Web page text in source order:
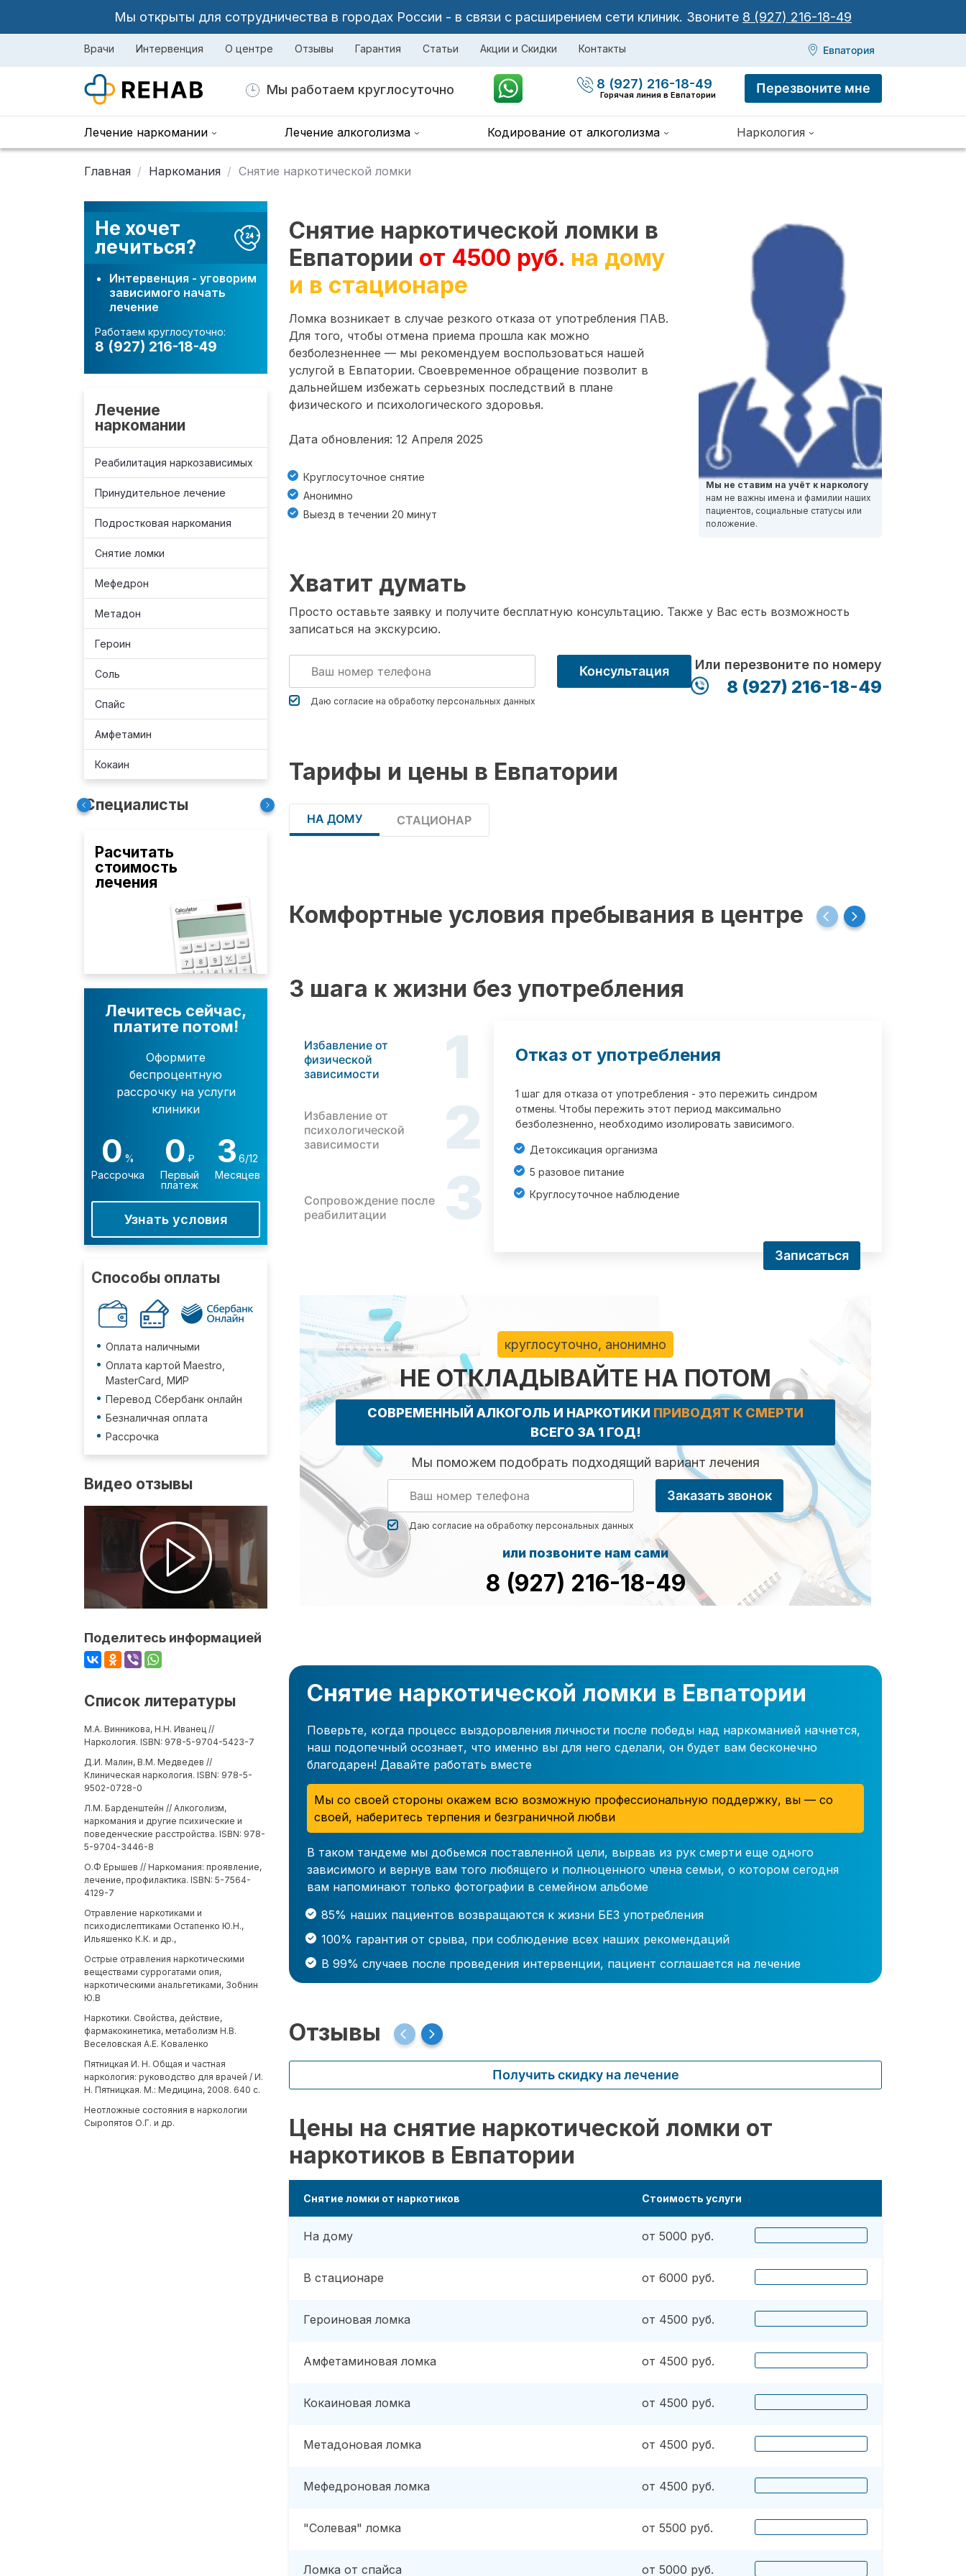
Мы открыты для сотрудничества в городах России - в связи с расширением сети клиник. Звоните 8 (927) 216-18-49
Врачи Интервенция О центре Отзывы Гарантия Статьи Акции и Скидки Контакты Евпатория
Мы работаем круглосуточно 8 (927) 216-18-49
Горячая линия в Евпатории Перезвоните мне
Лечение наркомании Лечение алкоголизма Кодирование от алкоголизма Наркология
Главная Наркомания Снятие наркотической ломки
Не хочет
лечиться?
Интервенция - уговорим
зависимого начать
лечение
Работаем круглосуточно:
8 (927) 216-18-49
Лечение
наркомании
Реабилитация наркозависимых
Принудительное лечение
Подростковая наркомания
Снятие ломки
Мефедрон
Метадон
Героин
Соль
Спайс
Амфетамин
Кокаин
Специалисты
Расчитать
стоимость
лечения
Лечитесь сейчас,
платите потом!
Оформите
беспроцентную
рассрочку на услуги
клиники
0 %
Рассрочка
0 ₽
Первый
платеж
3 6/12
Месяцев
Узнать условия
Способы оплаты
Оплата наличными
Оплата картой Maestro,
MasterCard, МИР
Перевод Сбербанк онлайн
Безналичная оплата
Рассрочка
Видео отзывы
Поделитесь информацией
Список литературы
М.А. Винникова, Н.Н. Иванец //
Наркология. ISBN: 978-5-9704-5423-7
Д.И. Малин, В.М. Медведев //
Клиническая наркология. ISBN: 978-5-
9502-0728-0
Л.М. Барденштейн // Алкоголизм,
наркомания и другие психические и
поведенческие расстройства. ISBN: 978-
5-9704-3446-8
О.Ф Ерышев // Наркомания: проявление,
лечение, профилактика. ISBN: 5-7564-
4129-7
Отравление наркотиками и
психодислептиками Остапенко Ю.Н.,
Ильяшенко К.К. и др.,
Острые отравления наркотическими
веществами суррогатами опия,
наркотическими анальгетиками, Зобнин
Ю.В
Наркотики. Свойства, действие,
фармакокинетика, метаболизм Н.В.
Веселовская А.Е. Коваленко
Пятницкая И. Н. Общая и частная
наркология: руководство для врачей / И.
Н. Пятницкая. М.: Медицина, 2008. 640 с.
Неотложные состояния в наркологии
Сыропятов О.Г. и др.
Снятие наркотической ломки в
Евпатории от 4500 руб. на дому
и в стационаре
Ломка возникает в случае резкого отказа от употребления ПАВ.
Для того, чтобы отмена приема прошла как можно
безболезненнее — мы рекомендуем воспользоваться нашей
услугой в Евпатории. Своевременное обращение позволит в
дальнейшем избежать серьезных последствий в плане
физического и психологического здоровья.
Дата обновления: 12 Апреля 2025
Круглосуточное снятие
Анонимно
Выезд в течении 20 минут
Мы не ставим на учёт к наркологу
нам не важны имена и фамилии наших
пациентов, социальные статусы или
положение.
Хватит думать
Просто оставьте заявку и получите бесплатную консультацию. Также у Вас есть возможность
записаться на экскурсию.
Даю согласие на обработку персональных данных
Консультация Или перезвоните по номеру
8 (927) 216-18-49
Тарифы и цены в Евпатории
НА ДОМУ СТАЦИОНАР
Комфортные условия пребывания в центре
3 шага к жизни без употребления
Избавление от
физической
зависимости
1
Избавление от
психологической
зависимости
2
Сопровождение после
реабилитации
3
Отказ от употребления
1 шаг для отказа от употребления - это пережить синдром
отмены. Чтобы пережить этот период максимально
безболезненно, необходимо изолировать зависимого.
Детоксикация организма
5 разовое питание
Круглосуточное наблюдение
Записаться
круглосуточно, анонимно
НЕ ОТКЛАДЫВАЙТЕ НА ПОТОМ
СОВРЕМЕННЫЙ АЛКОГОЛЬ И НАРКОТИКИ ПРИВОДЯТ К СМЕРТИ
ВСЕГО ЗА 1 ГОД!
Мы поможем подобрать подходящий вариант лечения
Даю согласие на обработку персональных данных
Заказать звонок
или позвоните нам сами
8 (927) 216-18-49
Снятие наркотической ломки в Евпатории
Поверьте, когда процесс выздоровления личности после победы над наркоманией начнется,
наш подопечный осознает, что именно вы для него сделали, он будет вам бесконечно
благодарен! Давайте работать вместе
Мы со своей стороны окажем всю возможную профессиональную поддержку, вы — со
своей, наберитесь терпения и безграничной любви
В таком тандеме мы добьемся поставленной цели, вырвав из рук смерти еще одного
зависимого и вернув вам того любящего и полноценного члена семьи, о котором сегодня
вам напоминают только фотографии в семейном альбоме
85% наших пациентов возвращаются к жизни БЕЗ употребления
100% гарантия от срыва, при соблюдение всех наших рекомендаций
В 99% случаев после проведения интервенции, пациент соглашается на лечение
Отзывы
Получить скидку на лечение
Цены на снятие наркотической ломки от
наркотиков в Евпатории
Снятие ломки от наркотиков Стоимость услуги
На дому от 5000 руб.
В стационаре от 6000 руб.
Героиновая ломка от 4500 руб.
Амфетаминовая ломка от 4500 руб.
Кокаиновая ломка от 4500 руб.
Метадоновая ломка от 4500 руб.
Мефедроновая ломка от 4500 руб.
"Солевая" ломка от 5500 руб.
Ломка от спайса от 5000 руб.